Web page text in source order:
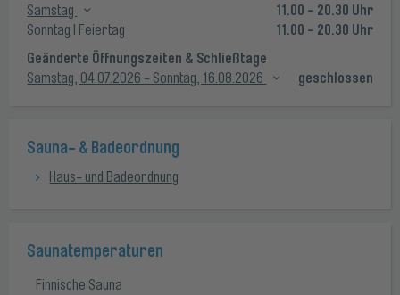
11.00 - 20.30 Uhr
Samstag
11.00 - 20.30 Uhr
Sonntag I Feiertag
Geänderte Öffnungszeiten & Schließtage
geschlossen
Samstag, 04.07.2026 - Sonntag, 16.08.2026
Sauna- & Badeordnung
Haus- und Badeordnung
Saunatemperaturen
Finnische Sauna